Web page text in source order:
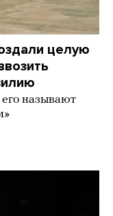
целую
называют